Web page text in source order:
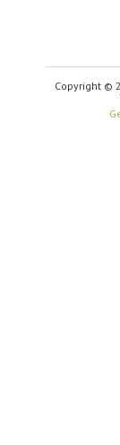
Copyright ©